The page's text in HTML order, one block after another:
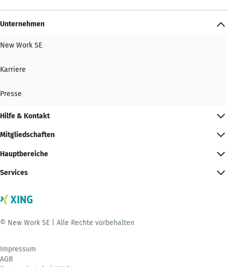
Unternehmen
New Work SE
Karriere
Presse
Hilfe & Kontakt
Mitgliedschaften
Hauptbereiche
Services
© New Work SE | Alle Rechte vorbehalten
Impressum
AGB